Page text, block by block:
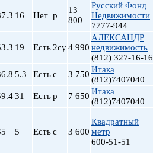
16 Нет р
13
800
Русский Фонд
Недвижимости
7777-944
19 Есть 2су4 990
АЛЕКСАНДР
недвижимость
(812) 327-16-16
5.3 Естьс 3 750 Итака
(812)7407040
31 Естьр 7 650 Итака
(812)7407040
5 Естьс 3 600
Квадратный
метр
600-51-51